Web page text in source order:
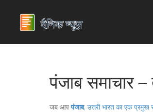
पंजाब समाचार
जब आपपंजाब, उत्तरी भारत का एक